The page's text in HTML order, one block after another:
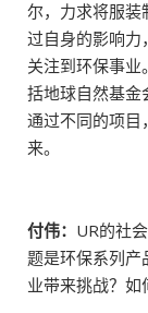
尔，力求将服装
过自身的影响力
关注到环保事
括地球自然基金
通过不同的项目
来。
付伟： UR的社
题是环保系列产
业带来挑战？如